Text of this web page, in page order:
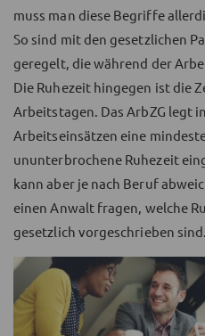
muss man diese Begriffe
So sind mit den gesetzlichen
geregelt, die während der
Die Ruhezeit hingegen ist die
Arbeitstagen. Das ArbZG legt
Arbeitseinsätzen eine
ununterbrochene Ruhezeit
kann aber je nach Beruf
einen Anwalt fragen, welche
gesetzlich vorgeschrieben sind.